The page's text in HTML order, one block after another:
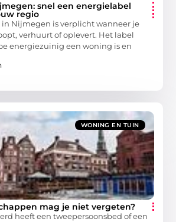
snel een energielabel
regio
Nijmegen is verplicht wanneer je
verhuurt of oplevert. Het label
energiezuinig een woning is en
WONING EN TUIN
mag je niet vergeten?
heeft een tweepersoonsbed of een